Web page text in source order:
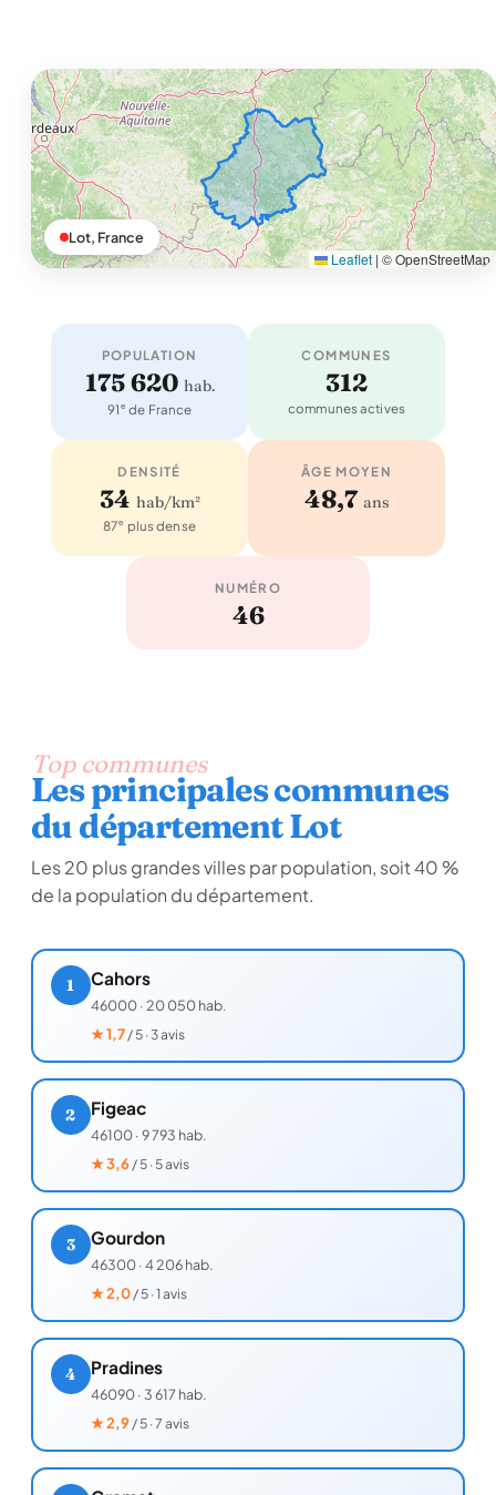
Leaflet | © OpenStreetMap
Lot, France
POPULATION
175 620 hab.
91 e de France
COMMUNES
312
communes actives
DENSITÉ
34 hab/km²
87e plus dense
ÂGE MOYEN
48,7 ans
NUMÉRO
46
Top communes
Les principales communes
du département Lot
Les 20 plus grandes villes par population, soit 40 %
de la population du département.
1 Cahors
46000·20 050 hab.
★1,7/ 5 · 3 avis
2 Figeac
46100·9 793 hab.
★3,6/ 5 · 5 avis
3 Gourdon
46300·4 206 hab.
★2,0/ 5 · 1 avis
4 Pradines
46090·3 617 hab.
★2,9/ 5 · 7 avis